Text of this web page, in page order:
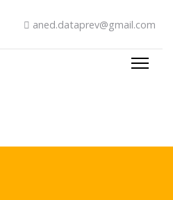
aned.dataprev@gmail.com